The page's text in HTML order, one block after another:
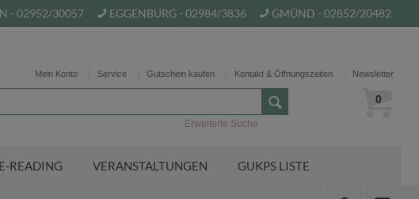
- 02952/30057 EGGENBURG - 02984/3836 GMÜND - 02852/20482
Mein Konto Service Gutschein kaufen Kontakt & Öffnungszeiten Newsletter
0
Erweiterte Suche
E-READING VERANSTALTUNGEN GUKPS LISTE